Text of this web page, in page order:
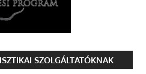
SZOLGÁLTATÓKNAK